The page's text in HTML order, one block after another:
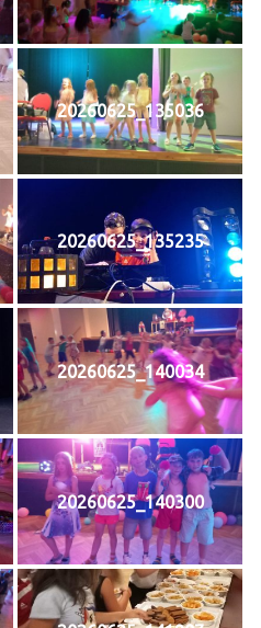
20260625_135036
20260625_135235
20260625_140034
20260625_140300